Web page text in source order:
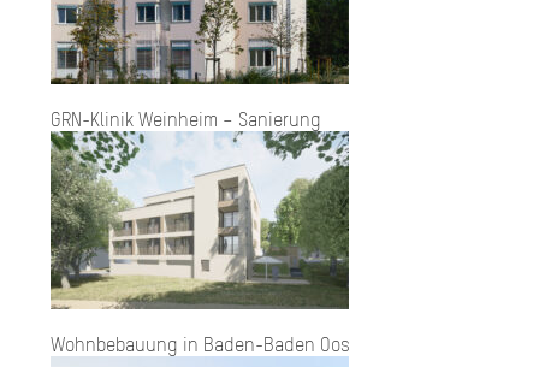
GRN-Klinik Weinheim – Sanierung
Wohn­be­bau­ung in Ba­den-Ba­den Oos